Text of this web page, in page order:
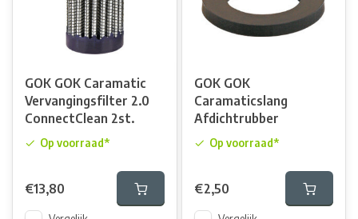
GOK GOK Caramatic
Vervangingsfilter 2.0
ConnectClean 2st.
Op voorraad*
€13,80
GOK GOK
Caramaticslang
Afdichtrubber
Op voorraad*
€2,50